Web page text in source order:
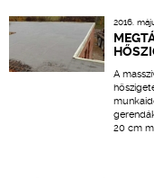
2016.
A
20 cm